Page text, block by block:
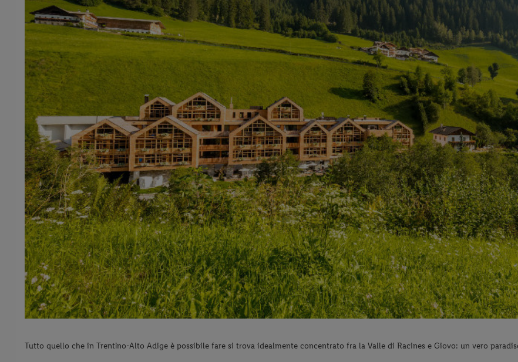
Tutto quello che in Trentino-Alto Adige è possibile fare si trova idealmente concentrato fra la Valle di Racines e Giovo: un vero